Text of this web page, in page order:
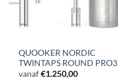
QUOOKER NORDIC
TWINTAPS ROUND PRO3
vanaf€1.250,00